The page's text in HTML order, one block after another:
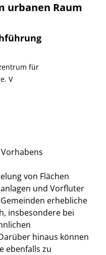
urbanen Raum
für
V
von Flächen
und Vorfluter
erhebliche
insbesondere bei
hinaus können
ebenfalls zu